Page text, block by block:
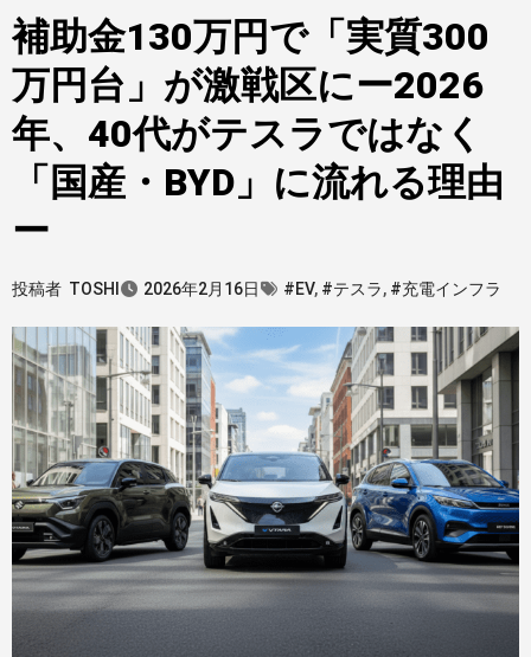
補助金130万円で「実質300
万円台」が激戦区にー2026
年、40代がテスラではなく
「国産・BYD」に流れる理由
ー
投稿者 TOSHI 2026年2月16日 #EV, #テスラ, #充電インフラ